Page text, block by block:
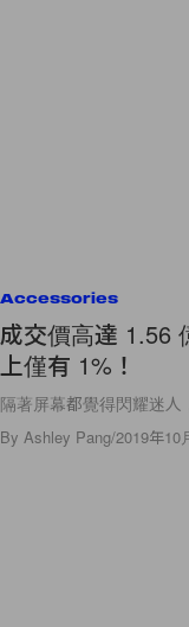
Accessories
成交價高達 1.56
上僅有 1%！
隔著屏幕都覺得閃耀迷人
By Ashley Pang/2019年10